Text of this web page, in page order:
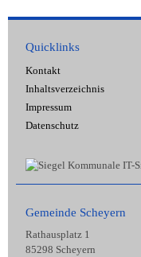
Quicklinks
Kontakt
Inhaltsverzeichnis
Impressum
Datenschutz
Gemeinde Scheyern
Rathausplatz 1
85298 Scheyern